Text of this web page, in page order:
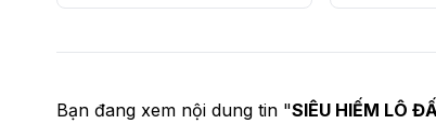
Thành, X. An Ninh
Bạn đang xem nội dung tin "SIÊU HIẾM LÔ